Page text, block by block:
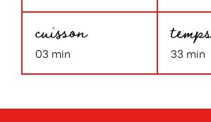
cuisson
03 min 33 min